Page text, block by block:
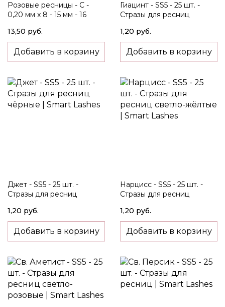
Розовые ресницы - C -
0,20 мм x 8 - 15 мм - 16
13,50 руб.
Добавить в корзину
Гиацинт - SS5 - 25 шт. -
Стразы для ресниц
1,20 руб.
Добавить в корзину
Джет - SS5 - 25 шт. -
Стразы для ресниц
1,20 руб.
Добавить в корзину
Нарцисс - SS5 - 25 шт. -
Стразы для ресниц
1,20 руб.
Добавить в корзину